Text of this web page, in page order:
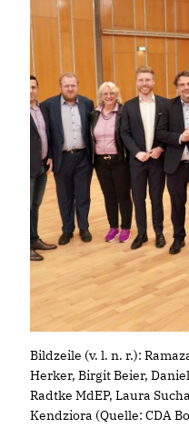
Bildzeile (v. l. n. r.):
Herker, Birgit Beier,
Radtke MdEP, Laura
Kendziora (Quelle: CDA